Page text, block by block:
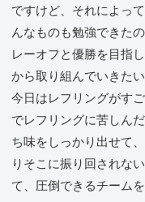
ですけど、それによっ
んなものも勉強できた
レーオフと優勝を目指
から取り組んでいきたい
今日はレフリングがす
でレフリングに苦しん
ち味をしっかり出せて
りそこに振り回されな
て、圧倒できるチーム